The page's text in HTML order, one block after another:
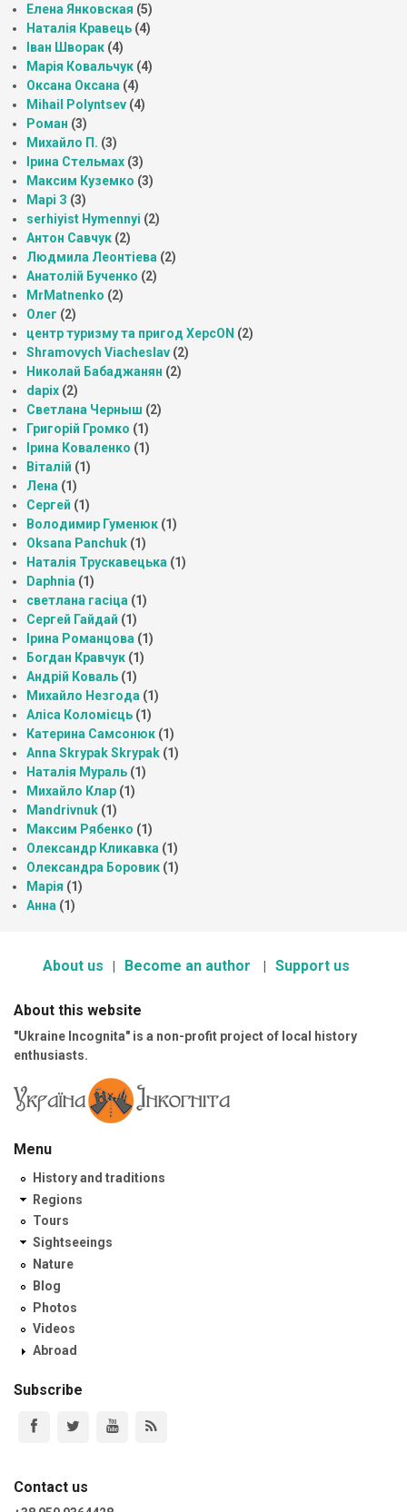
Елена Янковская (5)
Наталія Кравець (4)
Іван Шворак (4)
Марія Ковальчук (4)
Оксана Оксана (4)
Mihail Polyntsev (4)
Роман (3)
Михайло П. (3)
Ірина Стельмах (3)
Максим Куземко (3)
Марі З (3)
serhiyist Hymennyi (2)
Антон Савчук (2)
Людмила Леонтіева (2)
Анатолій Бученко (2)
MrMatnenko (2)
Олег (2)
центр туризму та пригод ХерсON (2)
Shramovych Viacheslav (2)
Николай Бабаджанян (2)
dapix (2)
Светлана Черныш (2)
Григорій Громко (1)
Ірина Коваленко (1)
Віталій (1)
Лена (1)
Сергей (1)
Володимир Гуменюк (1)
Oksana Panchuk (1)
Наталія Трускавецька (1)
Daphnia (1)
светлана гасіца (1)
Сергей Гайдай (1)
Ірина Романцова (1)
Богдан Кравчук (1)
Андрій Коваль (1)
Михайло Незгода (1)
Аліса Коломієць (1)
Катерина Самсонюк (1)
Anna Skrypak Skrypak (1)
Наталія Мураль (1)
Михайло Клар (1)
Mandrivnuk (1)
Максим Рябенко (1)
Олександр Кликавка (1)
Олександра Боровик (1)
Марія (1)
Анна (1)
About us Become an author Support us
About this website
"Ukraine Incognita" is a non-profit project of local history
enthusiasts.
Menu
History and traditions
Regions
Tours
Sightseeings
Nature
Blog
Photos
Videos
Abroad
Subscribe
Contact us